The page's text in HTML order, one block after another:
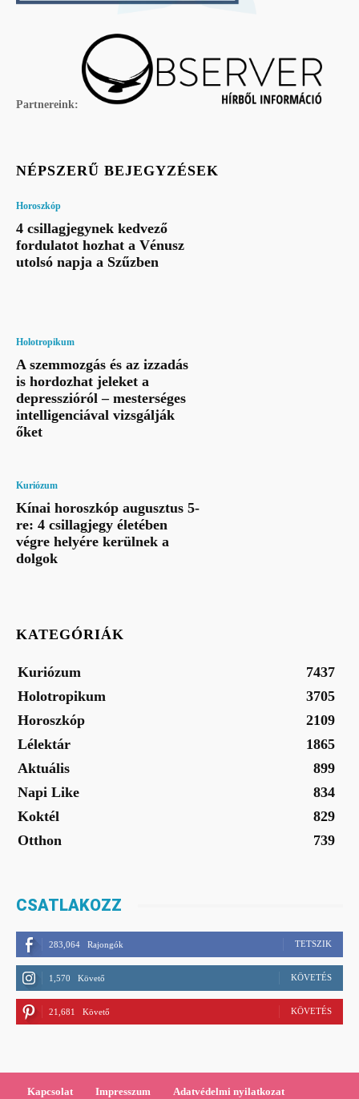
Partnereink:
NÉPSZERŰ BEJEGYZÉSEK
Horoszkóp
4 csillagjegynek kedvező
fordulatot hozhat a Vénusz
utolsó napja a Szűzben
Holotropikum
A szemmozgás és az izzadás
is hordozhat jeleket a
depresszióról – mesterséges
intelligenciával vizsgálják
őket
Kuriózum
Kínai horoszkóp augusztus 5-
re: 4 csillagjegy életében
végre helyére kerülnek a
dolgok
KATEGÓRIÁK
Kuriózum
7437
Holotropikum
3705
Horoszkóp
2109
Lélektár
1865
Aktuális
899
Napi Like
834
Koktél
829
Otthon
739
CSATLAKOZZ
283,064 Rajongók TETSZIK
1,570 Követő KÖVETÉS
21,681 Követő KÖVETÉS
Kapcsolat Impresszum Adatvédelmi nyilatkozat